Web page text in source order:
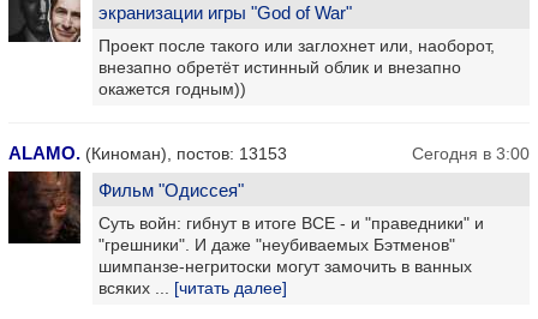
экранизации игры "God of War"
Проект после такого или заглохнет или, наоборот,
внезапно обретёт истинный облик и внезапно
окажется годным))
ALAMO. (Киноман), постов: 13153 Сегодня в 3:00
Фильм "Одиссея"
Суть войн: гибнут в итоге ВСЕ - и "праведники" и
"грешники". И даже "неубиваемых Бэтменов"
шимпанзе-негритоски могут замочить в ванных
всяких ... [читать далее]